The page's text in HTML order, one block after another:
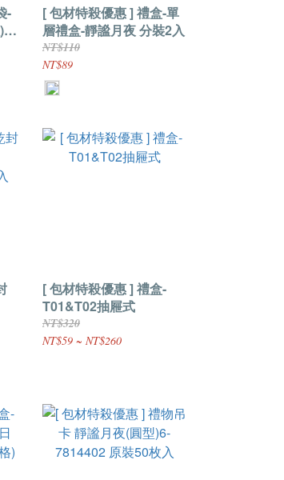
-
[ 包材特殺優惠 ] 禮盒-單
層禮盒-靜謐月夜 分裝2入
NT$110
NT$89
[ 包材特殺優惠 ] 禮盒-
T01&T02抽屜式
NT$320
NT$59 ~ NT$260